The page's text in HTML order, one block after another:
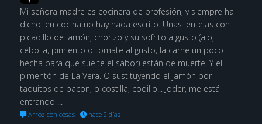
Mi señora madre es cocinera de profesión, y siempre ha
dicho: en cocina no hay nada escrito. Unas lentejas con
picadillo de jamón, chorizo y su sofrito a gusto (ajo,
cebolla, pimiento o tomate al gusto, la carne un poco
hecha para que suelte el sabor) están de muerte. Y el
pimentón de La Vera. O sustituyendo el jamón por
taquitos de bacon, o costilla, codillo... Joder, me está
entrando ...
Arroz con cosas· hace 2 días